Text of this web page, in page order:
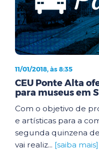
11/01/2018, às 8:35
CEU Ponte Alta
para museus em
Com o objetivo de
e artísticas para a
segunda quinzena
vai realiz... [saiba mais]